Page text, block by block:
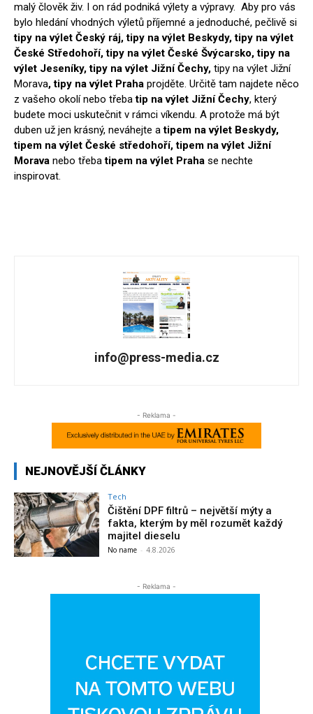
malý člověk živ. I on rád podniká výlety a výpravy. Aby pro vás
bylo hledání vhodných výletů příjemné a jednoduché, pečlivě si
tipy na výlet Český ráj, tipy na výlet Beskydy, tipy na výlet
České Středohoří, tipy na výlet České Švýcarsko, tipy na
výlet Jeseníky, tipy na výlet Jižní Čechy, tipy na výlet Jižní
Morava, tipy na výlet Praha projděte. Určitě tam najdete něco
z vašeho okolí nebo třebatip na výlet Jižní Čechy, který
budete moci uskutečnit v rámci víkendu. A protože má být
duben už jen krásný, neváhejte atipem na výlet Beskydy,
tipem na výlet České středohoří, tipem na výlet Jižní
Morava nebo třebatipem na výlet Praha se nechte
inspirovat.
info@press-media.cz
- Reklama -
NEJNOVĚJŠÍ ČLÁNKY
Tech
Čištění DPF filtrů – největší mýty a
fakta, kterým by měl rozumět každý
majitel dieselu
No name - 4.8.2026
- Reklama -